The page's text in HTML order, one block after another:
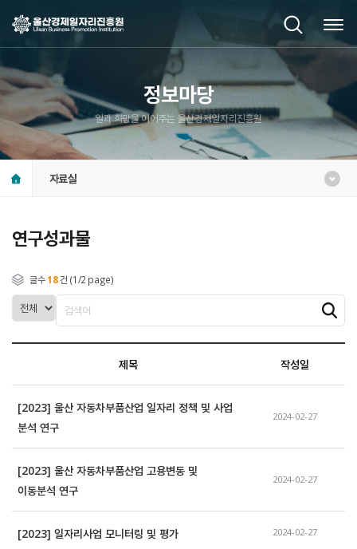
정보마당
일과 희망을 이어주는 울산경제일자리진흥원
자료실
연구성과물
글수18건 (1/2 page)
제목 작성일
[2023] 울산 자동차부품산업 일자리 정책 및 사업
분석 연구
2024-02-27
[2023] 울산 자동차부품산업 고용변동 및
이동분석 연구
2024-02-27
[2023] 일자리사업 모니터링 및 평가 2024-02-27